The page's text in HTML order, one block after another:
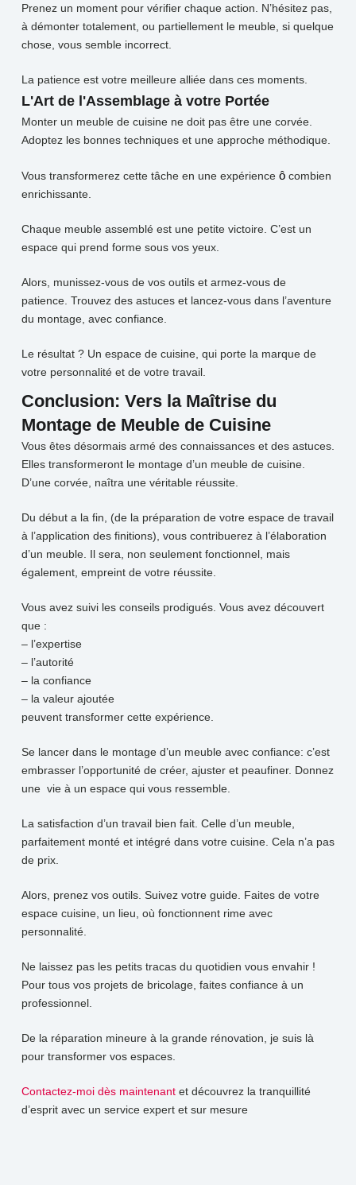
Prenez un moment pour vérifier chaque action. N’hésitez pas,
à démonter totalement, ou partiellement le meuble, si quelque
chose, vous semble incorrect.
La patience est votre meilleure alliée dans ces moments.
L'Art de l'Assemblage à votre Portée
Monter un meuble de cuisine ne doit pas être une corvée.
Adoptez les bonnes techniques et une approche méthodique.
Vous transformerez cette tâche en une expérience ôcombien
enrichissante.
Chaque meuble assemblé est une petite victoire. C’est un
espace qui prend forme sous vos yeux.
Alors, munissez-vous de vos outils et armez-vous de
patience. Trouvez des astuces et lancez-vous dans l’aventure
du montage, avec confiance.
Le résultat ? Un espace de cuisine, qui porte la marque de
votre personnalité et de votre travail.
Conclusion: Vers la Maîtrise du
Montage de Meuble de Cuisine
Vous êtes désormais armé des connaissances et des astuces.
Elles transformeront le montage d’un meuble de cuisine.
D’une corvée, naîtra une véritable réussite.
Du début a la fin, (de la préparation de votre espace de travail
à l’application des finitions), vous contribuerez à l’élaboration
d’un meuble. Il sera, non seulement fonctionnel, mais
également, empreint de votre réussite.
Vous avez suivi les conseils prodigués. Vous avez découvert
que :
– l’expertise
– l’autorité
– la confiance
– la valeur ajoutée
peuvent transformer cette expérience.
Se lancer dans le montage d’un meuble avec confiance: c’est
embrasser l’opportunité de créer, ajuster et peaufiner. Donnez
une vie à un espace qui vous ressemble.
La satisfaction d’un travail bien fait. Celle d’un meuble,
parfaitement monté et intégré dans votre cuisine. Cela n’a pas
de prix.
Alors, prenez vos outils. Suivez votre guide. Faites de votre
espace cuisine, un lieu, où fonctionnent rime avec
personnalité.
Ne laissez pas les petits tracas du quotidien vous envahir !
Pour tous vos projets de bricolage, faites confiance à un
professionnel.
De la réparation mineure à la grande rénovation, je suis là
pour transformer vos espaces.
Contactez-moi dès maintenantet découvrez la tranquillité
d’esprit avec un service expert et sur mesure